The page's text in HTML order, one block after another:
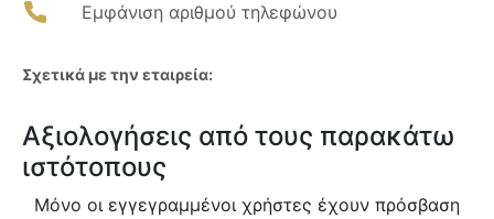
Εμφάνιση αριθμού τηλεφώνου
Σχετικά με την εταιρεία:
Αξιολογήσεις από τους παρακάτω
ιστότοπους
Μόνο οι εγγεγραμμένοι χρήστες έχουν πρόσβαση